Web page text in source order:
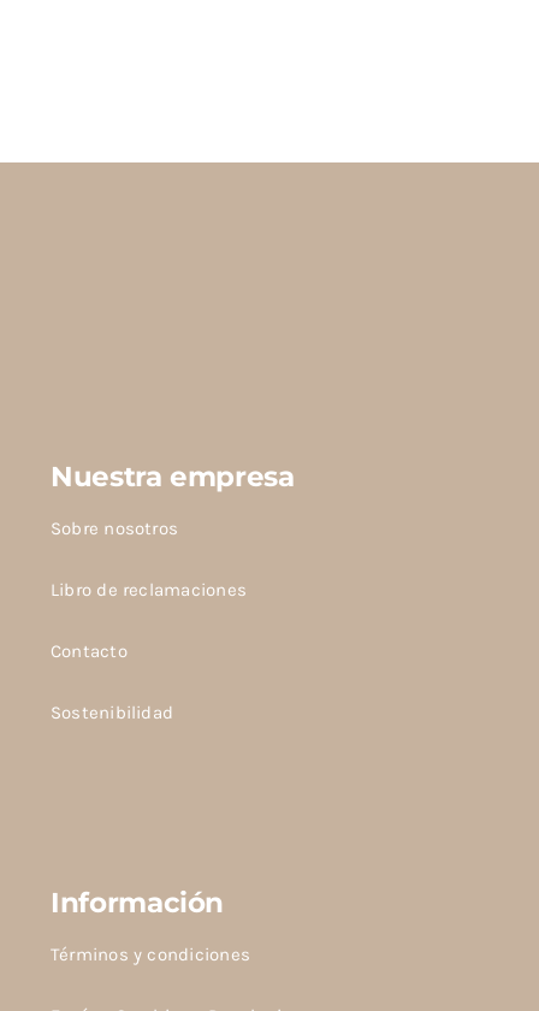
Nuestra empresa
Sobre nosotros
Libro de reclamaciones
Contacto
Sostenibilidad
Información
Términos y condiciones